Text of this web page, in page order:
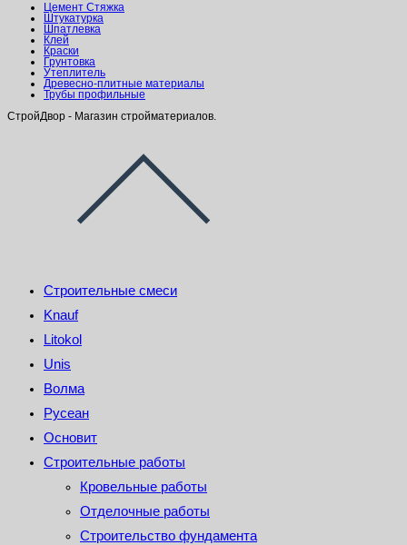
Цемент Стяжка
Штукатурка
Шпатлевка
Клей
Краски
Грунтовка
Утеплитель
Древесно-плитные материалы
Трубы профильные
СтройДвор - Магазин стройматериалов.
Строительные смеси
Knauf
Litokol
Unis
Волма
Русеан
Основит
Строительные работы
Кровельные работы
Отделочные работы
Строительство фундамента